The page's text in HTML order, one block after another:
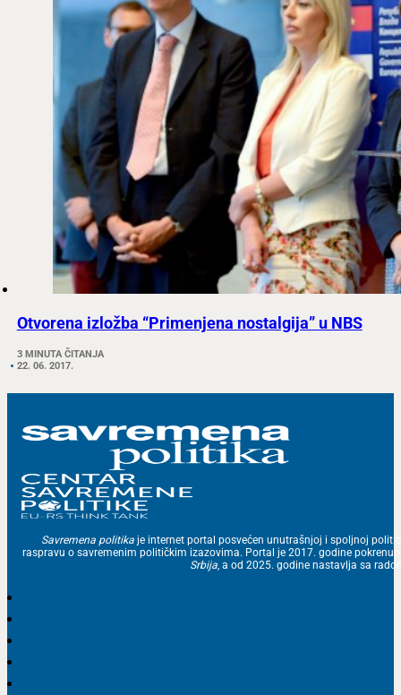
Otvorena izložba “Primenjena nostalgija” u NBS
3 MINUTA ČITANJA
22. 06. 2017.
Savremena politika je internet portal posvećen unutrašnjoj i spoljnoj
raspravu o savremenim političkim izazovima. Portal je 2017. godine
Srbija , a od 2025. godine nastavlja sa